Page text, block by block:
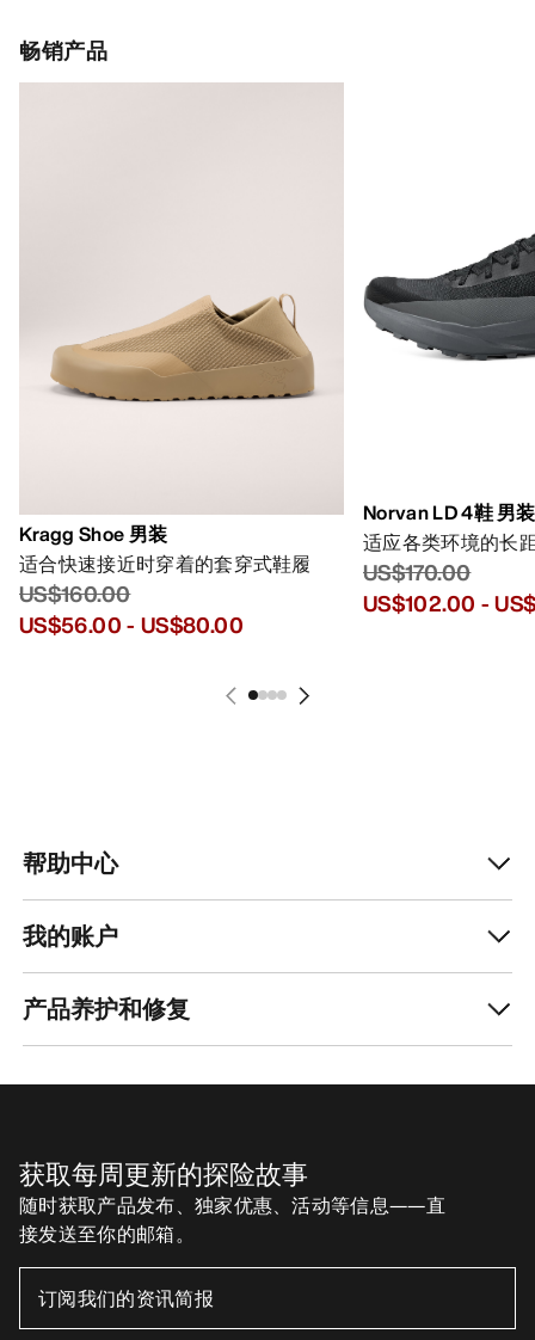
畅销产品
Kragg Shoe 男装
适合快速接近时穿着的套穿式鞋履
US$160.00
US$56.00- US$80.00
Norvan LD 4鞋 男装
适应各类环境的长
US$170.00
US$102.00 -
帮助中心
我的账户
产品养护和修复
获取每周更新的探险故事
随时获取产品发布、独家优惠、活动等信息——直
接发送至你的邮箱。